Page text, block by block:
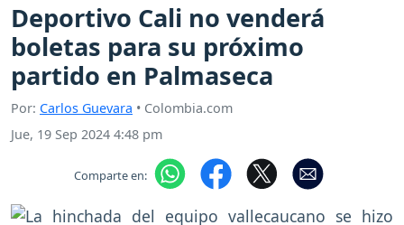
Deportivo Cali no venderá
boletas para su próximo
partido en Palmaseca
Por: Carlos Guevara • Colombia.com
Jue, 19 Sep 2024 4:48 pm
Comparte en: